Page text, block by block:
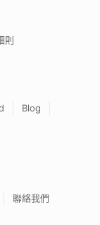
則
Blog
聯絡我們